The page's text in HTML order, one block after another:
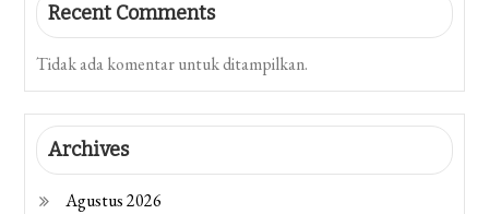
Recent Comments
Tidak ada komentar untuk ditampilkan.
Archives
Agustus 2026